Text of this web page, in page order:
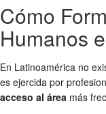
Cómo
Humanos
En Latinoamérica no
es ejercida por
acceso al área más